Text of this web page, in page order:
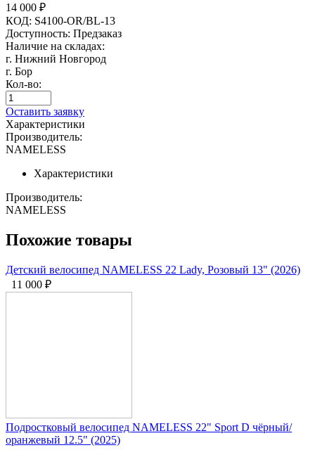
14 000 ₽
КОД: S4100-OR/BL-13
Доступность: Предзаказ
Наличие на складах:
г. Нижний Новгород
г. Бор
Кол-во:
Оставить заявку
Характеристики
Производитель:
NAMELESS
Характеристики
Производитель:
NAMELESS
Похожие товары
Детский велосипед NAMELESS 22 Lady, Розовый 13" (2026)
11 000 ₽
Подростковый велосипед NAMELESS 22" Sport D чёрный/
оранжевый 12.5" (2025)